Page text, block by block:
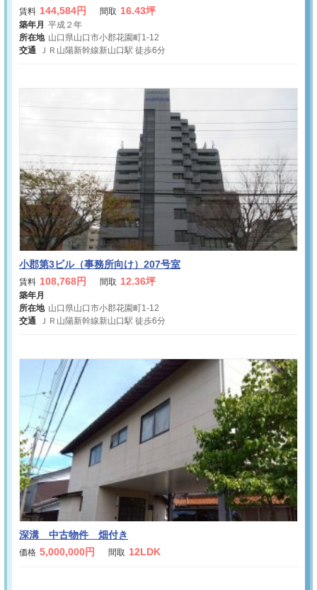
賃料 144,584円 間取 16.43坪
築年月 平成２年
所在地 山口県山口市小郡花園町1-12
交通
ＪＲ山陽新幹線新山口駅 徒歩6分
小郡第3ビル（事務所向け）207号室
賃料 108,768円 間取 12.36坪
築年月
所在地 山口県山口市小郡花園町1-12
交通
ＪＲ山陽新幹線新山口駅 徒歩6分
深溝 中古物件 畑付き
価格 5,000,000円 間取 12LDK